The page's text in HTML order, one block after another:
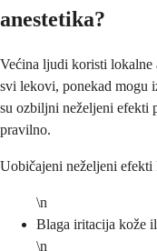
anestetika?
Većina ljudi koristi lokalne
svi lekovi, ponekad mogu
su ozbiljni neželjeni efekti
pravilno.
Uobičajeni neželjeni
\n
Blaga iritacija kože
\n